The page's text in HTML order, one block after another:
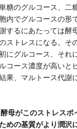
糖のグルコース、二
内でグルコースの形
するにあたっては酵
ストレスになる。そ
にグルコース、それ
コース濃度が高いと
果、マルトース代謝
母がこのストレスポ
めの基質がより潤沢